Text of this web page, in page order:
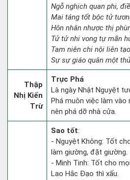
Ngỗ nghịch quan phi,
Mai táng tốt bộc tử
Hôn nhân nhược thị
Tử tử nhi vong tự mãn
Tam niên chi nội liên
Sự sự giáo quân một
Thập
Nhị Kiến
Trừ
Trực Phá
Là ngày Nhật Nguyệt
Phá muôn việc làm vào
nên phá dỡ nhà cửa.
Sao tốt:
- Nguyệt Không: Tốt
làm giường, đặt giường.
- Minh Tinh: Tốt cho
Lao Hắc Đạo thì xấu.